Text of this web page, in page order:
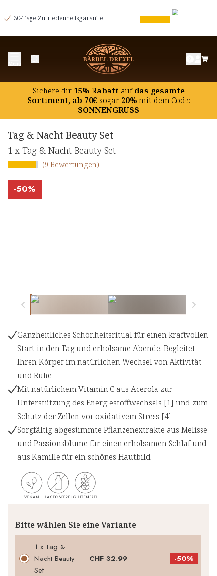
30-Tage Zufriedenheitsgarantie
Sichere dir15% Rabatt aufdas gesamte
Sortiment, ab 70€ sogar20% mit dem Code:
SONNENGRUSS
Tag & Nacht Beauty Set
1 x Tag & Nacht Beauty Set
(9 Bewertungen)
-50%
Ganzheitliches Schönheitsritual für einen kraftvollen
Start in den Tag und erholsame Abende. Begleitet
Ihren Körper im natürlichen Wechsel von Aktivität
und Ruhe
Mit natürlichem Vitamin C aus Acerola zur
Unterstützung des Energiestoffwechsels [1] und zum
Schutz der Zellen vor oxidativem Stress [4]
Sorgfältig abgestimmte Pflanzenextrakte aus Melisse
und Passionsblume für einen erholsamen Schlaf und
aus Kamille für ein schönes Hautbild
Bitte wählen Sie eine Variante
1 x Tag &
Nacht Beauty
Set
CHF 32.99 -50%